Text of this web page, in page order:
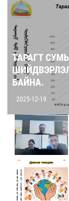
ТАРАГТ
БАЙНА.
2025-12-19